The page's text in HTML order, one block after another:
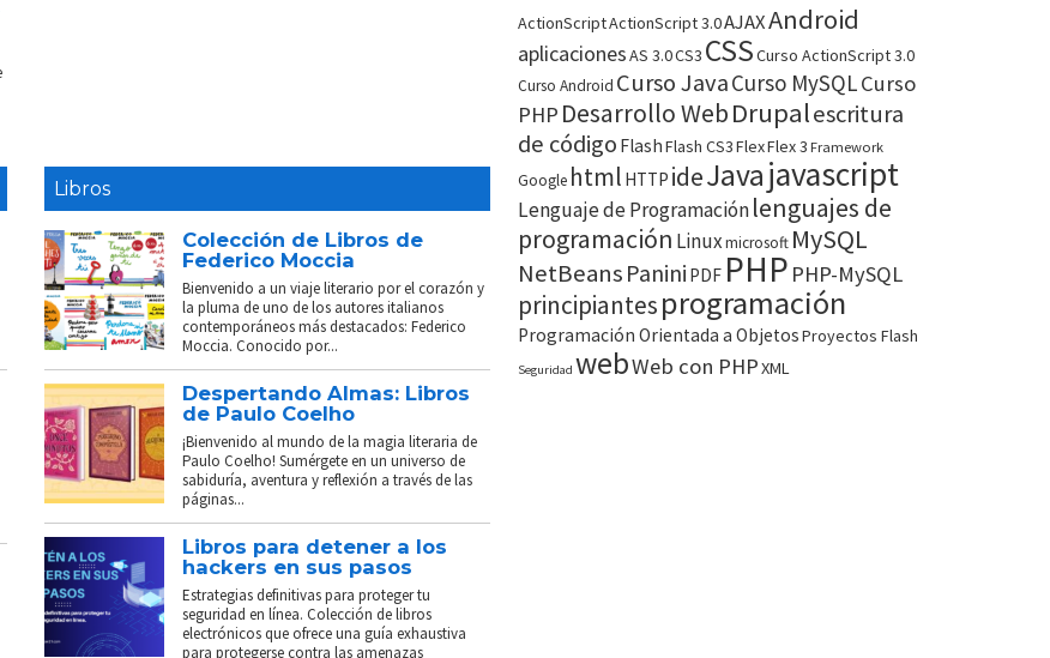
Libros
Colección de Libros de
Federico Moccia
Bienvenido a un viaje literario por el corazón y
la pluma de uno de los autores italianos
contemporáneos más destacados: Federico
Moccia. Conocido por...
Despertando Almas: Libros
de Paulo Coelho
¡Bienvenido al mundo de la magia literaria de
Paulo Coelho! Sumérgete en un universo de
sabiduría, aventura y reflexión a través de las
páginas...
Libros para detener a los
hackers en sus pasos
Estrategias definitivas para proteger tu
seguridad en línea. Colección de libros
electrónicos que ofrece una guía exhaustiva
para protegerse contra las amenazas
ActionScriptActionScript 3.0AJAXAndroid
aplicacionesAS 3.0CS3 CSSCurso ActionScript 3.0
Curso Android Curso JavaCurso MySQLCurso
PHP Desarrollo WebDrupalescritura
de código FlashFlash CS3FlexFlex 3 Framework
Google html HTTP ideJavajavascript
Lenguaje de Programaciónlenguajes de
programación Linuxmicrosoft MySQL
NetBeans Panini PDF PHP PHP-MySQL
principiantesprogramación
Programación Orientada a ObjetosProyectos Flash
Seguridad webWeb con PHPXML